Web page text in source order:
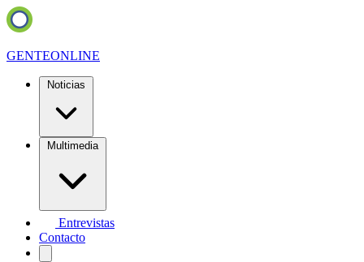
GENTEONLINE
Noticias
Multimedia
Entrevistas
Contacto